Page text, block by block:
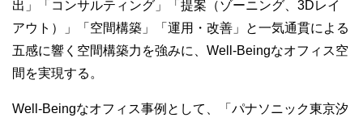
出」「コンサルティング」「提案（ゾーニング、 3Dレイ
アウト）」「空間構築」「運用・改善」と一気通貫による
五感に響く空間構築力を強みに、 Well-Beingなオフィス空
間を実現する。
Well-Beingなオフィス事例として、「パナソニック東京汐